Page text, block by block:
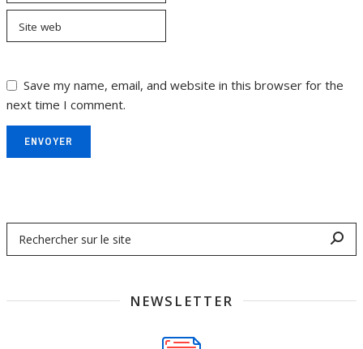
Site web
Save my name, email, and website in this browser for the
next time I comment.
ENVOYER
NEWSLETTER